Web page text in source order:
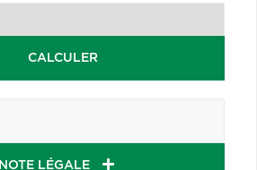
CALCULER
NOTE LÉGALE